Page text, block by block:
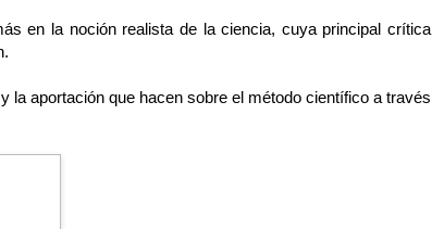
en la noción realista de la ciencia, cuya principal crítica
la aportación que hacen sobre el método científico a través